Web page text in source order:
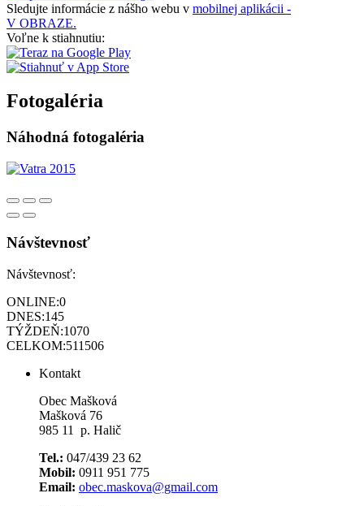
Sledujte informácie z nášho webu v mobilnej aplikácii -
V OBRAZE.
Voľne k stiahnutiu:
Fotogaléria
Náhodná fotogaléria
Návštevnosť
Návštevnosť:
ONLINE:0
DNES:145
TÝŽDEŇ:1070
CELKOM:511506
Kontakt
Obec Mašková
Mašková 76
985 11 p. Halič
Tel.: 047/439 23 62
Mobil: 0911 951 775
Email: obec.maskova@gmail.com